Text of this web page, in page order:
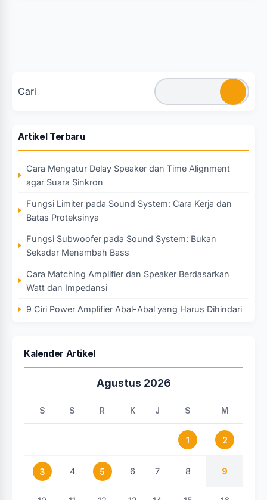
Cari
Artikel Terbaru
Cara Mengatur Delay Speaker dan Time Alignment
agar Suara Sinkron
Fungsi Limiter pada Sound System: Cara Kerja dan
Batas Proteksinya
Fungsi Subwoofer pada Sound System: Bukan
Sekadar Menambah Bass
Cara Matching Amplifier dan Speaker Berdasarkan
Watt dan Impedansi
9 Ciri Power Amplifier Abal-Abal yang Harus Dihindari
Kalender Artikel
Agustus 2026
S S R K J S M
1 2
3 4 5 6 7 8 9